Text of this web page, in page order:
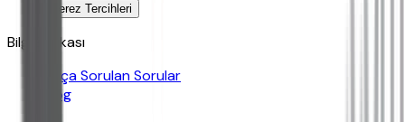
Çerez Tercihleri
Bilgi Bankası
Sıkça Sorulan Sorular
Blog